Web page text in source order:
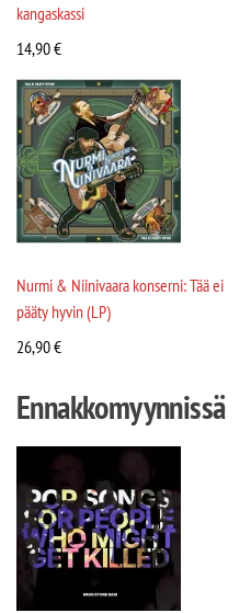
kangaskassi
14,90€
Nurmi & Niinivaara konserni: Tää ei
pääty hyvin (LP)
26,90€
Ennakkomyynnissä